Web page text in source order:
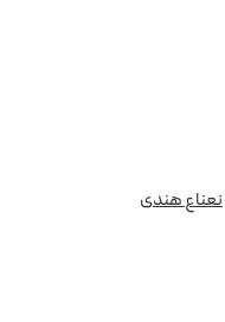
نعناع هندی